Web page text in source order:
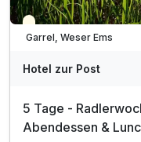
Teilweise ausgelastet
Garrel, Weser Ems
Hotel zur Post
5 Tage -
Abendessen &